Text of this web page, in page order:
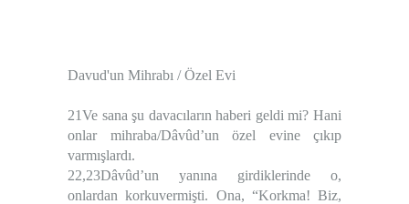
Davud'un Mihrabı / Özel Evi
21Ve sana şu davacıların haberi geldi mi? Hani
onlar mihraba/Dâvûd’un özel evineçıkıp
varmışlardı.
22,23Dâvûd’un yanına girdiklerinde o,
onlardan korkuvermişti. Ona, “Korkma! Biz,